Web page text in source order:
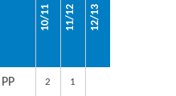
10/11 11/12 12/13
2 1